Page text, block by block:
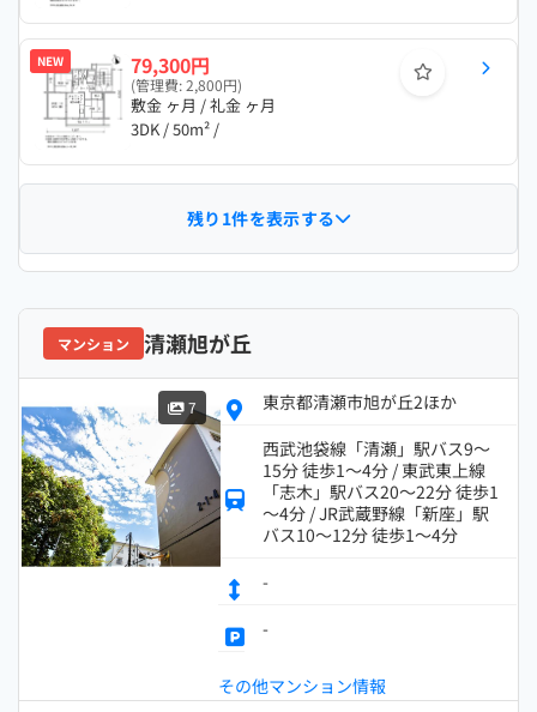
NEW 79,300円
(管理費: 2,800円)
敷金 ヶ月 / 礼金 ヶ月
3DK / 50m² /
残り1件を表示する
マンション 清瀬旭が丘
7
東京都清瀬市旭が丘2ほか
西武池袋線「清瀬」駅バス9～
15分 徒歩1～4分 / 東武東上線
「志木」駅バス20～22分 徒歩1
～4分 / JR武蔵野線「新座」駅
バス10～12分 徒歩1～4分
-
-
その他マンション情報